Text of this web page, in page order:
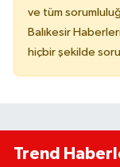
ve tüm
Balıkesir
hiçbir şekilde
Trend